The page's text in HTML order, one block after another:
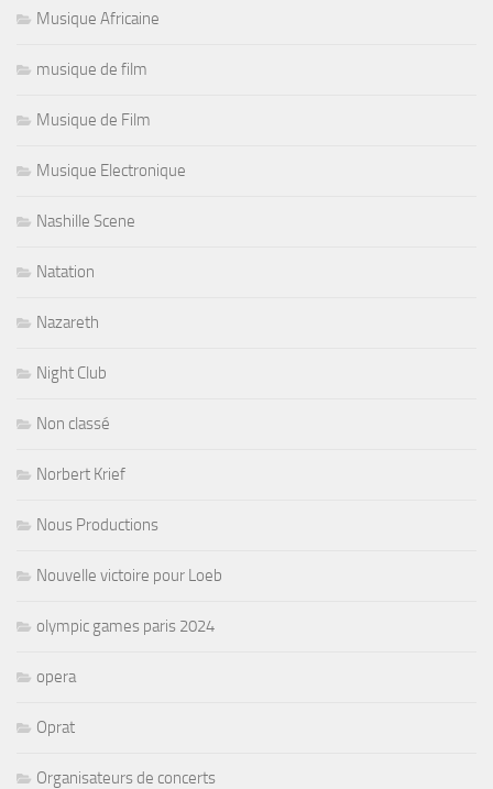
Musique Africaine
musique de film
Musique de Film
Musique Electronique
Nashille Scene
Natation
Nazareth
Night Club
Non classé
Norbert Krief
Nous Productions
Nouvelle victoire pour Loeb
olympic games paris 2024
opera
Oprat
Organisateurs de concerts